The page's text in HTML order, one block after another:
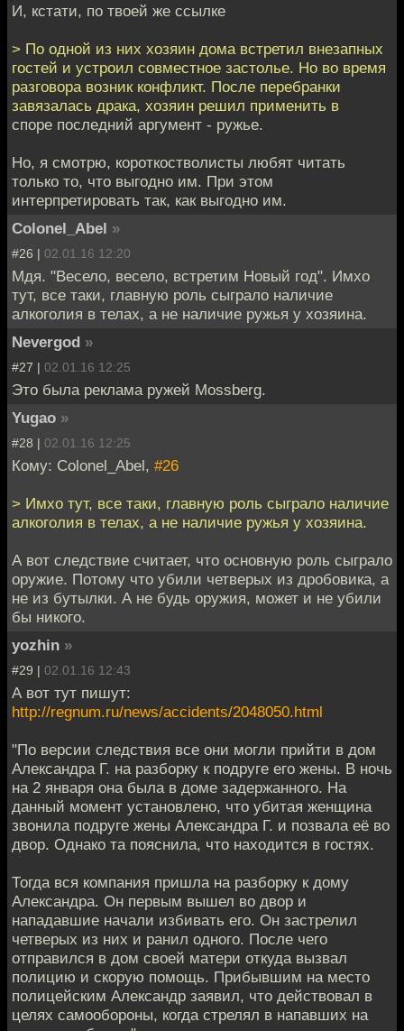
И, кстати, по твоей же ссылке
> По одной из них хозяин дома встретил внезапных
гостей и устроил совместное застолье. Но во время
разговора возник конфликт. После перебранки
завязалась драка, хозяин решил применить в
споре последний аргумент - ружье.
Но, я смотрю, короткостволисты любят читать
только то, что выгодно им. При этом
интерпретировать так, как выгодно им.
Colonel_Abel »
#26 | 02.01.16 12:20
Мдя. "Весело, весело, встретим Новый год". Имхо
тут, все таки, главную роль сыграло наличие
алкоголия в телах, а не наличие ружья у хозяина.
Nevergod »
#27 | 02.01.16 12:25
Это была реклама ружей Mossberg.
Yugao »
#28 | 02.01.16 12:25
Кому: Colonel_Abel, #26
> Имхо тут, все таки, главную роль сыграло наличие
алкоголия в телах, а не наличие ружья у хозяина.
А вот следствие считает, что основную роль сыграло
оружие. Потому что убили четверых из дробовика, а
не из бутылки. А не будь оружия, может и не убили
бы никого.
yozhin »
#29 | 02.01.16 12:43
А вот тут пишут:
http://regnum.ru/news/accidents/2048050.html
"По версии следствия все они могли прийти в дом
Александра Г. на разборку к подруге его жены. В ночь
на 2 января она была в доме задержанного. На
данный момент установлено, что убитая женщина
звонила подруге жены Александра Г. и позвала её во
двор. Однако та пояснила, что находится в гостях.
Тогда вся компания пришла на разборку к дому
Александра. Он первым вышел во двор и
нападавшие начали избивать его. Он застрелил
четверых из них и ранил одного. После чего
отправился в дом своей матери откуда вызвал
полицию и скорую помощь. Прибывшим на место
полицейским Александр заявил, что действовал в
целях самообороны, когда стрелял в напавших на